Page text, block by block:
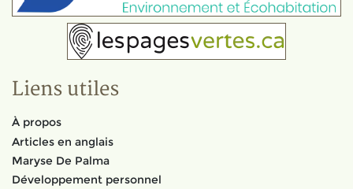
Liens utiles
À propos
Articles en anglais
Maryse De Palma
Développement personnel